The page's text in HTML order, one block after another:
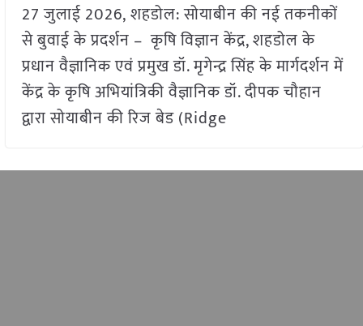
27 जुलाई 2026, शहडोल: सोयाबीन की नई तकनीकों
से बुवाई के प्रदर्शन – कृषि विज्ञान केंद्र, शहडोल के
प्रधान वैज्ञानिक एवं प्रमुख डॉ. मृगेन्द्र सिंह के मार्गदर्शन में
केंद्र के कृषि अभियांत्रिकी वैज्ञानिक डॉ. दीपक चौहान
द्वारा सोयाबीन की रिज बेड (Ridge